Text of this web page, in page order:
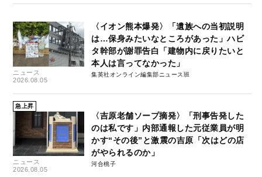
ニュース
2026.08.05
〈イオン熊本爆発〉「遺族への当初説明
は…保身みたいなところがあった」ハビ
タ幹部が謝罪告白「建物内に戻りたいと
本人は言ってなかった」
集英社オンライン編集部ニュース班
急上昇
ニュース
2026.08.05
〈吉原老舗ソープ摘発〉「刑事告発した
のは私です」内部通報した元従業員が明
かす“その後”と激震の吉原「次はどの店
がやられるのか」
河合桃子